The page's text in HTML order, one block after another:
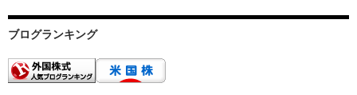
ブログランキング